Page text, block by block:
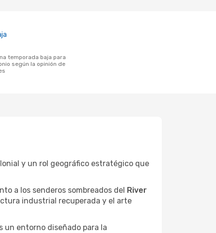
según la opinión de
y un rol geográfico estratégico que
a los senderos sombreados del River
industrial recuperada y el arte
un entorno diseñado para la